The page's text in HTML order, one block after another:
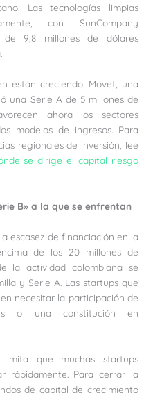
Las tecnologías limpias
con SunCompany
9,8 millones de dólares
están creciendo. Movet, una
una Serie A de 5 millones de
ahora los sectores
modelos de ingresos. Para
regionales de inversión, lee
se dirige el capital riesgo
B» a la que se enfrentan
escasez de financiación en la
de los 20 millones de
la actividad colombiana se
y Serie A. Las startups que
necesitar la participación de
o una constitución en
limita que muchas startups
rápidamente. Para cerrar la
de capital de crecimiento